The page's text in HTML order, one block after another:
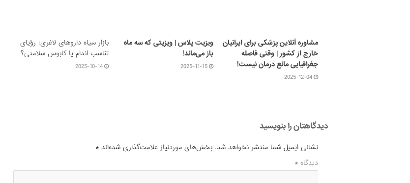
مشاوره آنلاین پزشکی برای ایرانیان
خارج از کشور | وقتی فاصله
جغرافیایی مانع درمان نیست!
2025-12-04
ویزیت پلاس | ویزیتی که سه ماه
باز می‌ماند!
2025-11-15
بازار سیاه داروهای لاغری: رؤیای
تناسب اندام یا کابوس سلامتی؟
2025-10-14
دیدگاهتان را بنویسید
نشانی ایمیل شما منتشر نخواهد شد. بخش‌های موردنیاز علامت‌گذاری شده‌اند *
دیدگاه *